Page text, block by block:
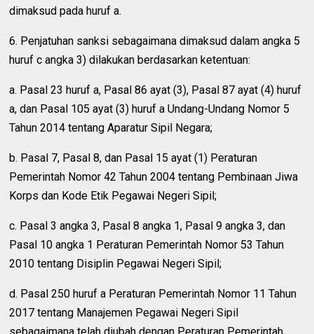
dimaksud pada huruf a.
6. Penjatuhan sanksi sebagaimana dimaksud dalam angka 5
huruf c angka 3) dilakukan berdasarkan ketentuan:
a. Pasal 23 huruf a, Pasal 86 ayat (3), Pasal 87 ayat (4) huruf
a, dan Pasal 105 ayat (3) huruf a Undang-Undang Nomor 5
Tahun 2014 tentang Aparatur Sipil Negara;
b. Pasal 7, Pasal 8, dan Pasal 15 ayat (1) Peraturan
Pemerintah Nomor 42 Tahun 2004 tentang Pembinaan Jiwa
Korps dan Kode Etik Pegawai Negeri Sipil;
c. Pasal 3 angka 3, Pasal 8 angka 1, Pasal 9 angka 3, dan
Pasal 10 angka 1 Peraturan Pemerintah Nomor 53 Tahun
2010 tentang Disiplin Pegawai Negeri Sipil;
d. Pasal 250 huruf a Peraturan Pemerintah Nomor 11 Tahun
2017 tentang Manajemen Pegawai Negeri Sipil